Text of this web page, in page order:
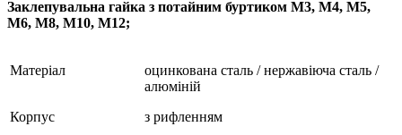
Заклепувальна гайка з потайним буртиком M3, М4, М5,
М6, М8, М10, M12;
Матеріал
Корпус
оцинкована сталь / нержавіюча сталь /
алюміній
з рифленням